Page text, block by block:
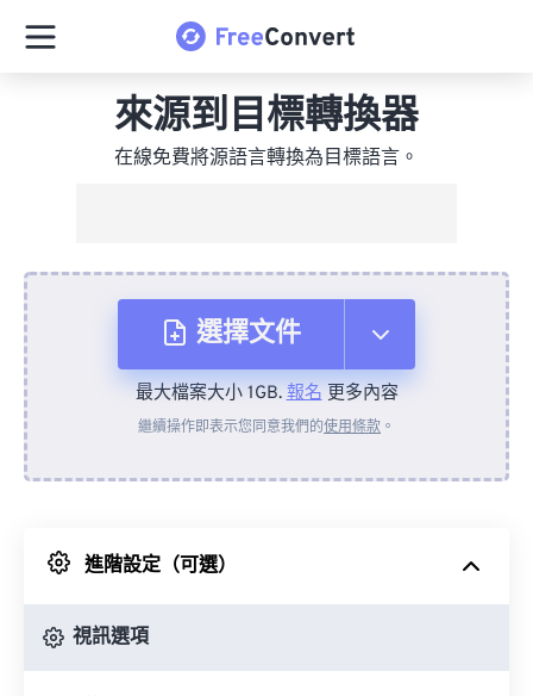
來源到目標轉換器
在線免費將源語言轉換為目標語言。
選擇文件
來自裝置
來自 Google 雲端硬碟
最大檔案大小 1GB.報名更多內容
繼續操作即表示您同意我們的使用條款 。
進階設定（可選）
視訊選項